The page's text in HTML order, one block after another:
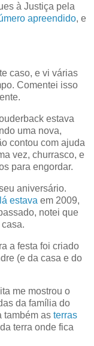
à Justiça pela
apreendido, e
caso, e vi várias
Comentei isso
estava
uma nova,
contou com ajuda
vez, churrasco, e
para engordar.
aniversário.
estava em 2009,
notei que
a festa foi criado
(e da casa e do
me mostrou o
da família do
também as terras
terra onde fica